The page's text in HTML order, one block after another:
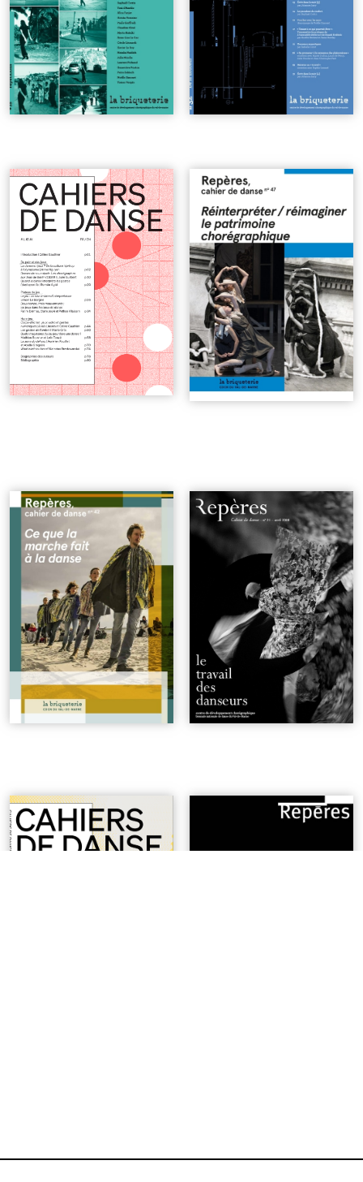
#1 Jeux | 9€
n°47 | Réinterpréter /
réimaginer le patrimoine
chorégraphique
n°42 | Ce que la marche fait
à la danse| 7€
n°21 | Le travail des
danseurs | 5€
#3 Folies| 9€
n°16 | Trois parcours - La